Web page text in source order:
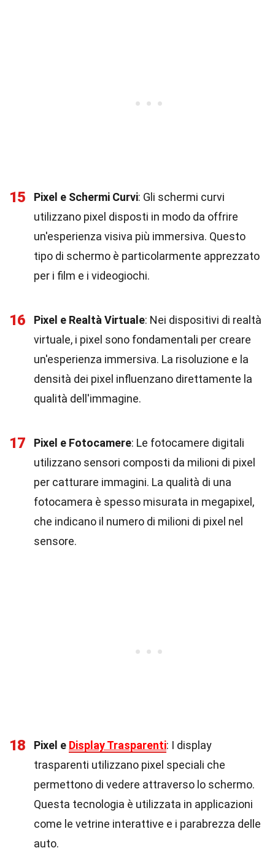
15 Pixel e Schermi Curvi: Gli schermi curvi
utilizzano pixel disposti in modo da offrire
un'esperienza visiva più immersiva. Questo
tipo di schermo è particolarmente apprezzato
per i film e i videogiochi.
16 Pixel e Realtà Virtuale: Nei dispositivi di realtà
virtuale, i pixel sono fondamentali per creare
un'esperienza immersiva. La risoluzione e la
densità dei pixel influenzano direttamente la
qualità dell'immagine.
17 Pixel e Fotocamere: Le fotocamere digitali
utilizzano sensori composti da milioni di pixel
per catturare immagini. La qualità di una
fotocamera è spesso misurata in megapixel,
che indicano il numero di milioni di pixel nel
sensore.
18 Pixel e Display Trasparenti: I display
trasparenti utilizzano pixel speciali che
permettono di vedere attraverso lo schermo.
Questa tecnologia è utilizzata in applicazioni
come le vetrine interattive e i parabrezza delle
auto.